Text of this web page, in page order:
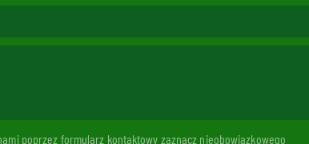
poprzez formularz kontaktowy zaznacz nieobowiązkowego